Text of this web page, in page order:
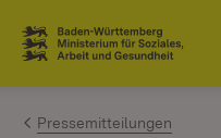
Zum Inhalt springen
Link zur Startseite
Pressemitteilungen